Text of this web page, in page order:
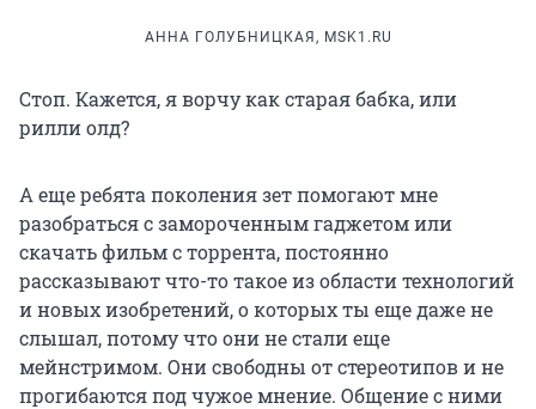
АННА ГОЛУБНИЦКАЯ, MSK1.RU
Стоп. Кажется, я ворчу как старая бабка, или
рилли олд?
А еще ребята поколения зет помогают мне
разобраться с замороченным гаджетом или
скачать фильм с торрента, постоянно
рассказывают что-то такое из области технологий
и новых изобретений, о которых ты еще даже не
слышал, потому что они не стали еще
мейнстримом. Они свободны от стереотипов и не
прогибаются под чужое мнение. Общение с ними